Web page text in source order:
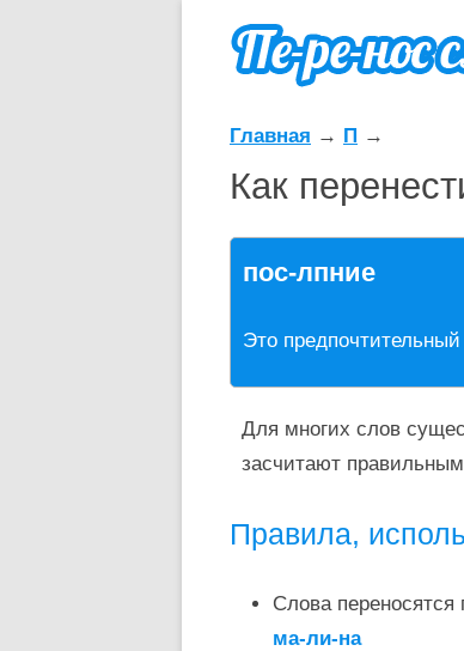
Главная → П →
Как
пос-лпние
Это
Для многих слов
засчитают
Правила,
Слова переносятся
ма-ли-на